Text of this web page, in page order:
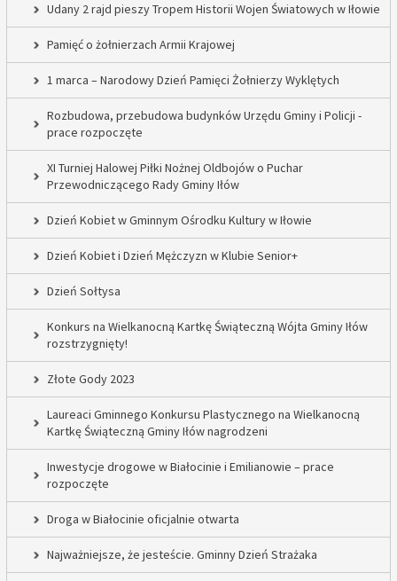
Udany 2 rajd pieszy Tropem Historii Wojen Światowych w Iłowie
Pamięć o żołnierzach Armii Krajowej
1 marca – Narodowy Dzień Pamięci Żołnierzy Wyklętych
Rozbudowa, przebudowa budynków Urzędu Gminy i Policji -
prace rozpoczęte
XI Turniej Halowej Piłki Nożnej Oldbojów o Puchar
Przewodniczącego Rady Gminy Iłów
Dzień Kobiet w Gminnym Ośrodku Kultury w Iłowie
Dzień Kobiet i Dzień Mężczyzn w Klubie Senior+
Dzień Sołtysa
Konkurs na Wielkanocną Kartkę Świąteczną Wójta Gminy Iłów
rozstrzygnięty!
Złote Gody 2023
Laureaci Gminnego Konkursu Plastycznego na Wielkanocną
Kartkę Świąteczną Gminy Iłów nagrodzeni
Inwestycje drogowe w Białocinie i Emilianowie – prace
rozpoczęte
Droga w Białocinie oficjalnie otwarta
Najważniejsze, że jesteście. Gminny Dzień Strażaka